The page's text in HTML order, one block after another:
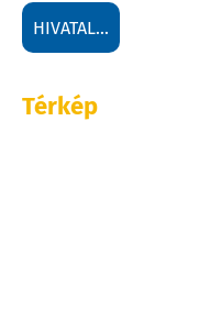
HIVATAL...
Térkép